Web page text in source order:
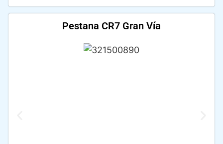
Pestana CR7 Gran Vía